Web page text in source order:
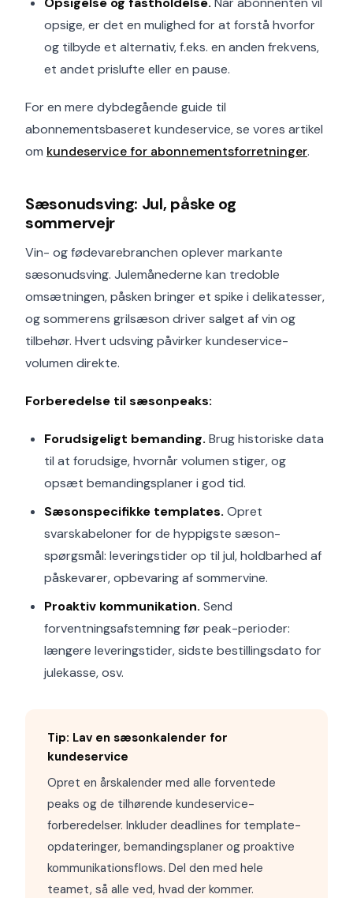
opsige, er det en mulighed for at forstå hvorfor
og tilbyde et alternativ, f.eks. en anden frekvens,
et andet prislufte eller en pause.
For en mere dybdegående guide til
abonnementsbaseret kundeservice, se vores artikel
om kundeservice for abonnementsforretninger.
Sæsonudsving: Jul, påske og
sommervejr
Vin- og fødevarebranchen oplever markante
sæsonudsving. Julemånederne kan tredoble
omsætningen, påsken bringer et spike i delikatesser,
og sommerens grilsæson driver salget af vin og
tilbehør. Hvert udsving påvirker kundeservice-
volumen direkte.
Forberedelse til sæsonpeaks:
Forudsigeligt bemanding. Brug historiske data
til at forudsige, hvornår volumen stiger, og
opsæt bemandingsplaner i god tid.
Sæsonspecifikke templates. Opret
svarskabeloner for de hyppigste sæson-
spørgsmål: leveringstider op til jul, holdbarhed af
påskevarer, opbevaring af sommervine.
Proaktiv kommunikation. Send
forventningsafstemning før peak-perioder:
længere leveringstider, sidste bestillingsdato for
julekasse, osv.
Tip: Lav en sæsonkalender for
kundeservice
Opret en årskalender med alle forventede
peaks og de tilhørende kundeservice-
forberedelser. Inkluder deadlines for template-
opdateringer, bemandingsplaner og proaktive
kommunikationsflows. Del den med hele
teamet, så alle ved, hvad der kommer.